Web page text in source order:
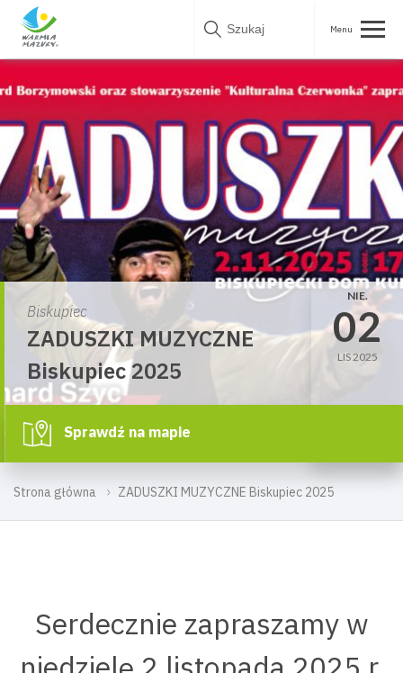
Skip
Strona główna ZADUSZKI MUZYCZNE Biskupiec 2025
Biskupiec
ZADUSZKI MUZYCZNE
Biskupiec 2025
NIE.
02
LIS 2025
Sprawdź na mapie
Serdecznie zapraszamy w